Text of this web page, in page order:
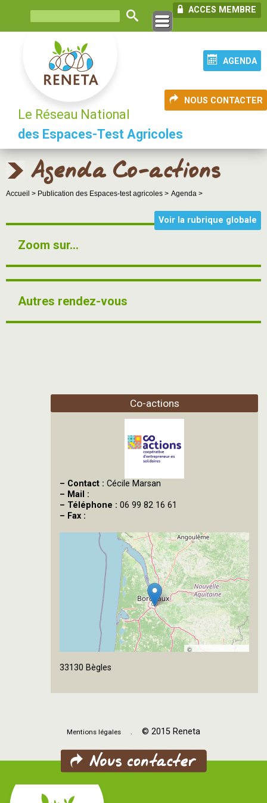
ACCES MEMBRE
AGENDA
NOUS CONTACTER
Le Réseau National
des Espaces-Test Agricoles
Agenda Co-actions
Accueil > Publication des Espaces-test agricoles > Agenda >
Voir la rubrique globale
Zoom sur...
Autres rendez-vous
Co-actions
– Contact : Cécile Marsan
– Mail :
– Téléphone : 06 99 82 16 61
– Fax :
©
33130 Bègles
Mentions légales . © 2015 Reneta